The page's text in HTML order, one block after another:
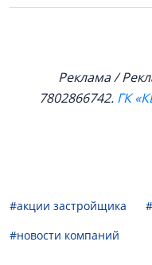
Реклама /
7802866742. ГК
#акции застройщика
#новости компаний